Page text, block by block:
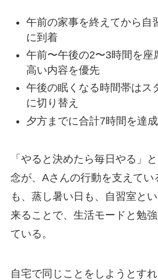
午前の家事を終えてから自
に到着
午前〜午後の2〜3時間を座
高い内容を優先
午後の眠くなる時間帯はス
に切り替え
夕方までに合計7時間を達
「やると決めたら毎日やる」
念が、Aさんの行動を支えてい
も、蒸し暑い日も、自習室と
来ることで、生活モードと勉
ている。
自宅で同じことをしようとす